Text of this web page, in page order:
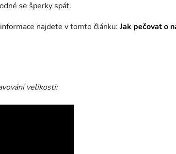
se šperky spát.
najdete v tomto článku:Jak pečovat o
velikosti: